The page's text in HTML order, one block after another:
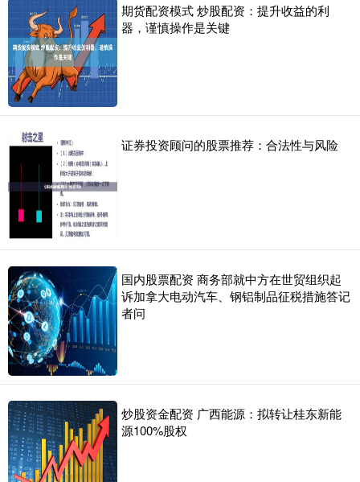
期货配资模式 炒股配资：提升收益的利
器，谨慎操作是关键
证券投资顾问的股票推荐：合法性与风险
国内股票配资 商务部就中方在世贸组织起
诉加拿大电动汽车、钢铝制品征税措施答记
者问
炒股资金配资 广西能源：拟转让桂东新能
源100%股权